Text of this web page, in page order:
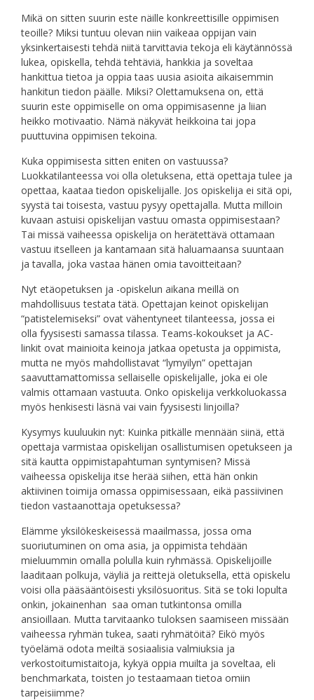
Mikä on sitten suurin este näille konkreettisille oppimisen
teoille? Miksi tuntuu olevan niin vaikeaa oppijan vain
yksinkertaisesti tehdä niitä tarvittavia tekoja eli käytännössä
lukea, opiskella, tehdä tehtäviä, hankkia ja soveltaa
hankittua tietoa ja oppia taas uusia asioita aikaisemmin
hankitun tiedon päälle. Miksi? Olettamuksena on, että
suurin este oppimiselle on oma oppimisasenne ja liian
heikko motivaatio. Nämä näkyvät heikkoina tai jopa
puuttuvina oppimisen tekoina.
Kuka oppimisesta sitten eniten on vastuussa?
Luokkatilanteessa voi olla oletuksena, että opettaja tulee ja
opettaa, kaataa tiedon opiskelijalle. Jos opiskelija ei sitä opi,
syystä tai toisesta, vastuu pysyy opettajalla. Mutta milloin
kuvaan astuisi opiskelijan vastuu omasta oppimisestaan?
Tai missä vaiheessa opiskelija on herätettävä ottamaan
vastuu itselleen ja kantamaan sitä haluamaansa suuntaan
ja tavalla, joka vastaa hänen omia tavoitteitaan?
Nyt etäopetuksen ja -opiskelun aikana meillä on
mahdollisuus testata tätä. Opettajan keinot opiskelijan
“patistelemiseksi” ovat vähentyneet tilanteessa, jossa ei
olla fyysisesti samassa tilassa. Teams-kokoukset ja AC-
linkit ovat mainioita keinoja jatkaa opetusta ja oppimista,
mutta ne myös mahdollistavat “lymyilyn” opettajan
saavuttamattomissa sellaiselle opiskelijalle, joka ei ole
valmis ottamaan vastuuta. Onko opiskelija verkkoluokassa
myös henkisesti läsnä vai vain fyysisesti linjoilla?
Kysymys kuuluukin nyt: Kuinka pitkälle mennään siinä, että
opettaja varmistaa opiskelijan osallistumisen opetukseen ja
sitä kautta oppimistapahtuman syntymisen? Missä
vaiheessa opiskelija itse herää siihen, että hän onkin
aktiivinen toimija omassa oppimisessaan, eikä passiivinen
tiedon vastaanottaja opetuksessa?
Elämme yksilökeskeisessä maailmassa, jossa oma
suoriutuminen on oma asia, ja oppimista tehdään
mieluummin omalla polulla kuin ryhmässä. Opiskelijoille
laaditaan polkuja, väyliä ja reittejä oletuksella, että opiskelu
voisi olla pääsääntöisesti yksilösuoritus. Sitä se toki lopulta
onkin, jokainenhan saa oman tutkintonsa omilla
ansioillaan. Mutta tarvitaanko tuloksen saamiseen missään
vaiheessa ryhmän tukea, saati ryhmätöitä? Eikö myös
työelämä odota meiltä sosiaalisia valmiuksia ja
verkostoitumistaitoja, kykyä oppia muilta ja soveltaa, eli
benchmarkata, toisten jo testaamaan tietoa omiin
tarpeisiimme?